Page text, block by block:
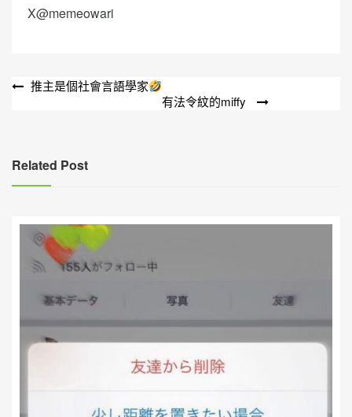
X@memeowari
文
覽
推主是個社會言語學家
有法令紋的miffy
Related Post